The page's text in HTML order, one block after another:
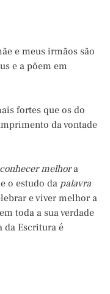
e meus irmãos são
e a põem em
fortes que os do
da vontade
conhecer melhora
o estudo da palavra
e viver melhor a
toda a sua verdade
da Escritura é